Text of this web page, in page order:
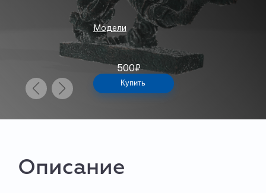
Модели
500₽
Купить
Описание